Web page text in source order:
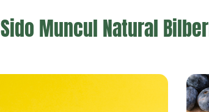
Sido Muncul Natural